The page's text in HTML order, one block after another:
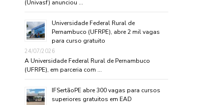
(Univasf) anunciou …
Universidade Federal Rural de
Pernambuco (UFRPE), abre 2 mil vagas
para curso gratuito
24/07/2026
A Universidade Federal Rural de Pernambuco
(UFRPE), em parceria com …
IFSertãoPE abre 300 vagas para cursos
superiores gratuitos em EAD